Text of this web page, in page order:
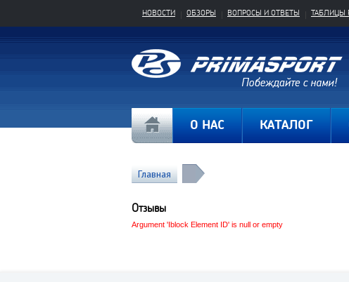
НОВОСТИ ОБЗОРЫ ВОПРОСЫ И ОТВЕТЫ ТАБЛИЦЫ
О НАС КАТАЛОГ
Главная
Отзывы
Argument 'Iblock Element ID' is null or empty